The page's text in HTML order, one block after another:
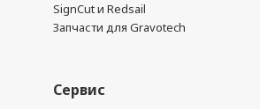
SignCut и Redsail
Запчасти для Gravotech
Сервис